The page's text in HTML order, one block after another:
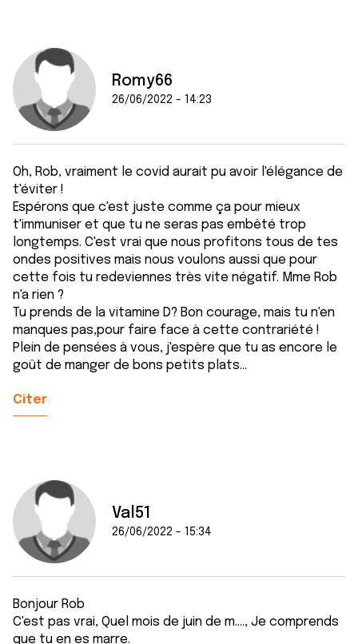
Romy66
26/06/2022 - 14:23
Oh, Rob, vraiment le covid aurait pu avoir l'élégance de
t'éviter !
Espérons que c'est juste comme ça pour mieux
t'immuniser et que tu ne seras pas embêté trop
longtemps. C'est vrai que nous profitons tous de tes
ondes positives mais nous voulons aussi que pour
cette fois tu redeviennes très vite négatif. Mme Rob
n'a rien ?
Tu prends de la vitamine D? Bon courage, mais tu n'en
manques pas,pour faire face à cette contrariété !
Plein de pensées à vous, j'espère que tu as encore le
goût de manger de bons petits plats...
Citer
Val51
26/06/2022 - 15:34
Bonjour Rob
C'est pas vrai, Quel mois de juin de m...., Je comprends
que tu en es marre.